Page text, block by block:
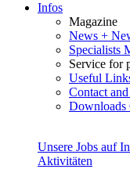
Infos
Magazine
News +
Specialists
Service for
Useful
Contact
Downloads
Unsere Jobs auf
Aktivitäten